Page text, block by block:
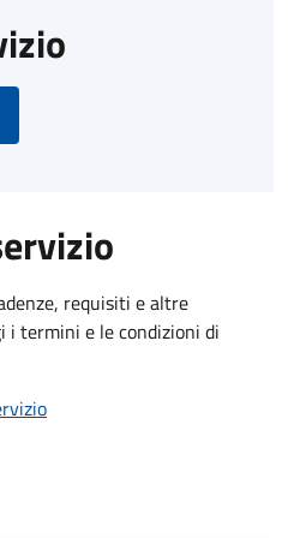
requisiti e altre
termini e le condizioni di